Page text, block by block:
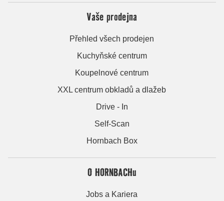
Vaše prodejna
Přehled všech prodejen
Kuchyňské centrum
Koupelnové centrum
XXL centrum obkladů a dlažeb
Drive - In
Self-Scan
Hornbach Box
O HORNBACHu
Jobs a Kariera